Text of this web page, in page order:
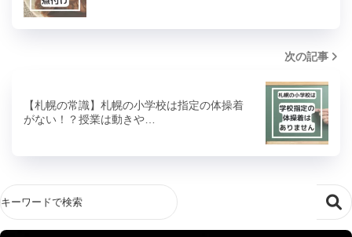
次の記事
【札幌の常識】札幌の小学校は指定の体操着
がない！？授業は動きや…